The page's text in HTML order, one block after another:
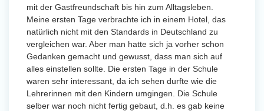
mit der Gastfreundschaft bis hin zum Alltagsleben.
Meine ersten Tage verbrachte ich in einem Hotel, das
natürlich nicht mit den Standards in Deutschland zu
vergleichen war. Aber man hatte sich ja vorher schon
Gedanken gemacht und gewusst, dass man sich auf
alles einstellen sollte. Die ersten Tage in der Schule
waren sehr interessant, da ich sehen durfte wie die
Lehrerinnen mit den Kindern umgingen. Die Schule
selber war noch nicht fertig gebaut, d.h. es gab keine